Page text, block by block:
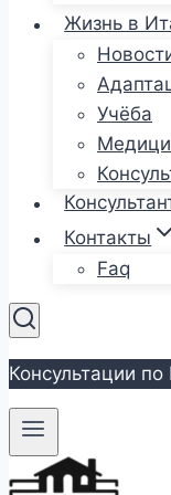
Жизнь в
Учёба
Контакты
Faq
Консультации